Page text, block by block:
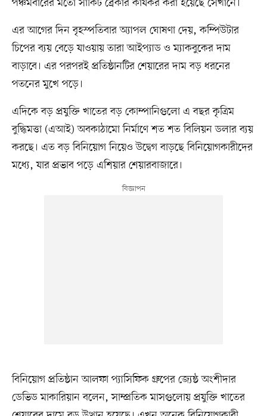
এর আগের দিন বৃহস্পতিবার অ্যাপল ঘোষণা দেয়, কম্পিউটার
চিপের ব্যয় বেড়ে যাওয়ায় তারা আইপ্যাড ও ম্যাকবুকের দাম
বাড়াবে। এর পরপরই প্রতিষ্ঠানটির শেয়ারের দাম বড় ধরনের
পতনের মুখে পড়ে।
এদিকে বড় প্রযুক্তি খাতের বড় কোম্পানিগুলো এ বছর কৃত্রিম
বুদ্ধিমত্তা (এআই) অবকাঠামো নির্মাণে শত শত বিলিয়ন ডলার ব্যয়
করছে। এত বড় বিনিয়োগ নিয়েও উদ্বেগ বাড়ছে বিনিয়োগকারীদের
মধ্যে, যার প্রভাব পড়ে এশিয়ার শেয়ারবাজারে।
বিনিয়োগ প্রতিষ্ঠান আলফা প্যাসিফিক গ্রুপের জ্যেষ্ঠ অংশীদার
ডেভিড মাকারিয়ান বলেন, সাম্প্রতিক মাসগুলোয় প্রযুক্তি খাতের